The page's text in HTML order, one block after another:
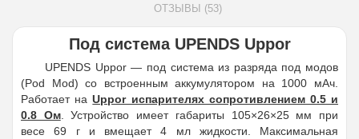
ОТЗЫВЫ (53)
Под система UPENDS Uppor
UPENDS Uppor — под система из разряда под модов
(Pod Mod) со встроенным аккумулятором на 1000 мАч.
Работает наUppor испарителях сопротивлением 0.5 и
0.8 Ом. Устройство имеет габариты 105×26×25 мм при
весе 69 г и вмещает 4 мл жидкости. Максимальная